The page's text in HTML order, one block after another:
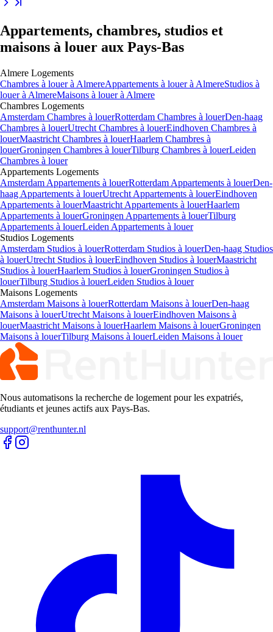
Appartements, chambres, studios et
maisons à louer aux Pays-Bas
Almere Logements
Chambres à louer à AlmereAppartements à louer à AlmereStudios à
louer à AlmereMaisons à louer à Almere
Chambres Logements
Amsterdam Chambres à louerRotterdam Chambres à louerDen-haag
Chambres à louerUtrecht Chambres à louerEindhoven Chambres à
louerMaastricht Chambres à louerHaarlem Chambres à
louerGroningen Chambres à louerTilburg Chambres à louerLeiden
Chambres à louer
Appartements Logements
Amsterdam Appartements à louerRotterdam Appartements à louerDen-
haag Appartements à louerUtrecht Appartements à louerEindhoven
Appartements à louerMaastricht Appartements à louerHaarlem
Appartements à louerGroningen Appartements à louerTilburg
Appartements à louerLeiden Appartements à louer
Studios Logements
Amsterdam Studios à louerRotterdam Studios à louerDen-haag Studios
à louerUtrecht Studios à louerEindhoven Studios à louerMaastricht
Studios à louerHaarlem Studios à louerGroningen Studios à
louerTilburg Studios à louerLeiden Studios à louer
Maisons Logements
Amsterdam Maisons à louerRotterdam Maisons à louerDen-haag
Maisons à louerUtrecht Maisons à louerEindhoven Maisons à
louerMaastricht Maisons à louerHaarlem Maisons à louerGroningen
Maisons à louerTilburg Maisons à louerLeiden Maisons à louer
Nous automatisons la recherche de logement pour les expatriés,
étudiants et jeunes actifs aux Pays-Bas.
support@renthunter.nl